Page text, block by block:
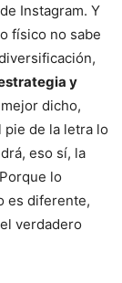
Instagram. Y
físico no sabe
y
dicho,
pie de la letra lo
eso sí, la
lo
es diferente,
verdadero